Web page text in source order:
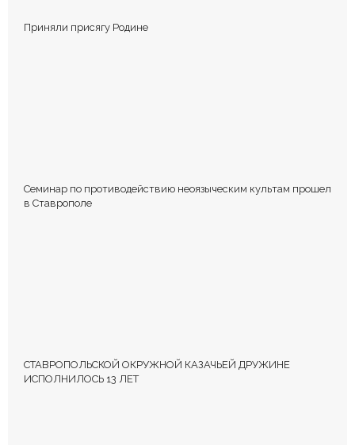
Приняли присягу Родине
Семинар по противодействию неоязыческим культам прошел
в Ставрополе
СТАВРОПОЛЬСКОЙ ОКРУЖНОЙ КАЗАЧЬЕЙ ДРУЖИНЕ
ИСПОЛНИЛОСЬ 13 ЛЕТ